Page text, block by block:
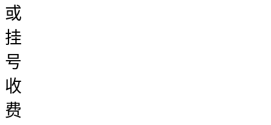
或
挂
号
收
费